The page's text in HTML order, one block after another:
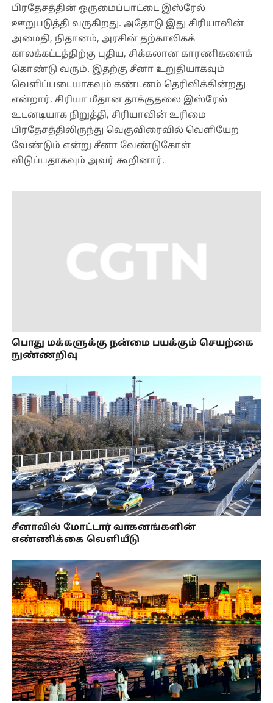
பிரதேசத்தின் ஒருமைப்பாட்டை இஸ்ரேல்
ஊறுபடுத்தி வருகிறது. அதோடு இது சிரியாவின்
அமைதி, நிதானம், அரசின் தற்காலிகக்
காலக்கட்டத்திற்கு புதிய, சிக்கலான காரணிகளைக்
கொண்டு வரும். இதற்கு சீனா உறுதியாகவும்
வெளிப்படையாகவும் கண்டனம் தெரிவிக்கின்றது
என்றார். சிரியா மீதான தாக்குதலை இஸ்ரேல்
உடனடியாக நிறுத்தி, சிரியாவின் உரிமை
பிரதேசத்திலிருந்து வெகுவிரைவில் வெளியேற
வேண்டும் என்று சீனா வேண்டுகோள்
விடுப்பதாகவும் அவர் கூறினார்.
பொது மக்களுக்கு நன்மை பயக்கும் செயற்கை
நுண்ணறிவு
சீனாவில் மோட்டார் வாகனங்களின்
எண்ணிக்கை வெளியீடு